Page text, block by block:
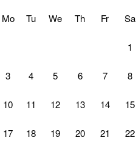
Mo Tu We Th Fr Sa
1
3 4 5 6 7 8
10 11 12 13 14 15
17 18 19 20 21 22